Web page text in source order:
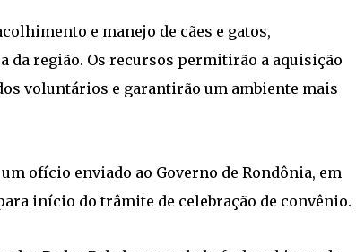
e manejo de cães e gatos,
da região. Os recursos permitirão a aquisição
voluntários e garantirão um ambiente mais
ofício enviado ao Governo de Rondônia, em
início do trâmite de celebração de convênio.